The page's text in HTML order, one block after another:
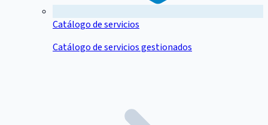
Catálogo de servicios
Catálogo de servicios gestionados